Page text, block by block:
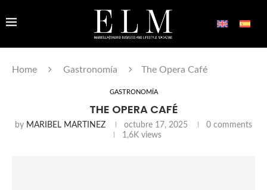
Home Gastronomía The Opera Café
GASTRONOMÍA
THE OPERA CAFÉ
by MARIBEL MARTINEZ octubre 17, 2025
0 comments
1,6Kviews